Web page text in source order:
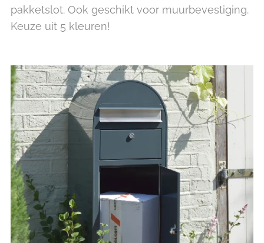
pakketslot. Ook geschikt voor muurbevestiging.
Keuze uit 5 kleuren!